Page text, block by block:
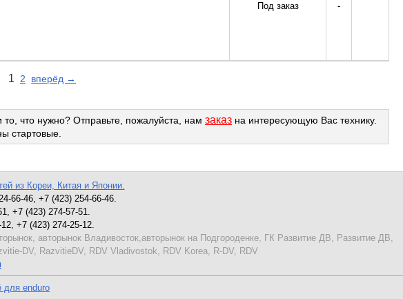
Под заказ -
1 2 вперёд →
что нужно? Отправьте, пожалуйста, нам заказ на интересующую Вас технику.
стартовые.
из Кореи, Китая и Японии.
66-46, +7 (423) 254-66-46.
+7 (423) 274-57-51.
+7 (423) 274-25-12.
авторынок Владивосток,авторынок на Подгороденке, ГК Развитие ДВ, Развитие ДВ,
DV, RazvitieDV, RDV Vladivostok, RDV Korea, R-DV, RDV
для enduro